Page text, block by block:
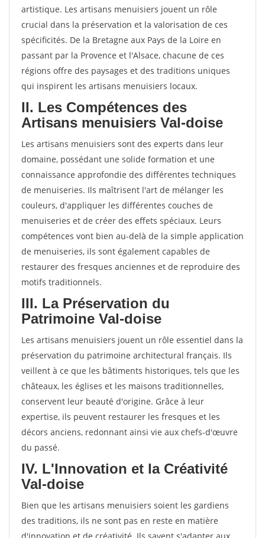
artistique. Les artisans menuisiers jouent un rôle
crucial dans la préservation et la valorisation de ces
spécificités. De la Bretagne aux Pays de la Loire en
passant par la Provence et l'Alsace, chacune de ces
régions offre des paysages et des traditions uniques
qui inspirent les artisans menuisiers locaux.
II. Les Compétences des
Artisans menuisiers Val-doise
Les artisans menuisiers sont des experts dans leur
domaine, possédant une solide formation et une
connaissance approfondie des différentes techniques
de menuiseries. Ils maîtrisent l'art de mélanger les
couleurs, d'appliquer les différentes couches de
menuiseries et de créer des effets spéciaux. Leurs
compétences vont bien au-delà de la simple application
de menuiseries, ils sont également capables de
restaurer des fresques anciennes et de reproduire des
motifs traditionnels.
III. La Préservation du
Patrimoine Val-doise
Les artisans menuisiers jouent un rôle essentiel dans la
préservation du patrimoine architectural français. Ils
veillent à ce que les bâtiments historiques, tels que les
châteaux, les églises et les maisons traditionnelles,
conservent leur beauté d'origine. Grâce à leur
expertise, ils peuvent restaurer les fresques et les
décors anciens, redonnant ainsi vie aux chefs-d'œuvre
du passé.
IV. L'Innovation et la Créativité
Val-doise
Bien que les artisans menuisiers soient les gardiens
des traditions, ils ne sont pas en reste en matière